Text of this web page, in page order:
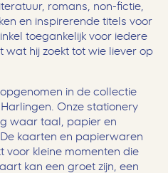
romans, non-fictie,
en inspirerende titels voor
toegankelijk voor iedere
wat hij zoekt tot wie liever op
in de collectie
Onze stationery
waar taal, papier en
kaarten en papierwaren
voor kleine momenten die
kan een groet zijn, een